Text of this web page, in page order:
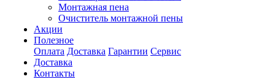
Монтажная пена
Очиститель монтажной пены
Акции
Полезное
Оплата Доставка Гарантии Сервис
Доставка
Контакты